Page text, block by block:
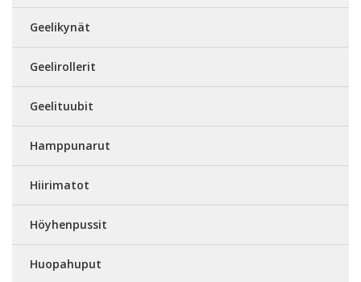
Geelikynät
Geelirollerit
Geelituubit
Hamppunarut
Hiirimatot
Höyhenpussit
Huopahuput